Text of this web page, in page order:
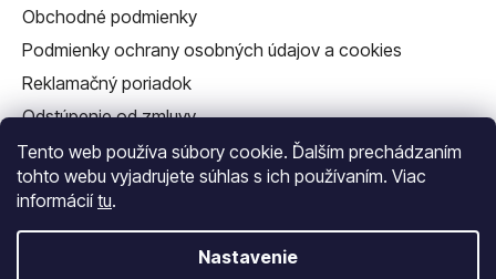
Tento web používa súbory cookie. Ďalším prechádzaním
tohto webu vyjadrujete súhlas s ich používaním. Viac
informácií tu.
Nastavenie
Obchodné podmienky
Podmienky ochrany osobných údajov a cookies
Reklamačný poriadok
Odstúpenie od zmluvy
Reklamačný formulár